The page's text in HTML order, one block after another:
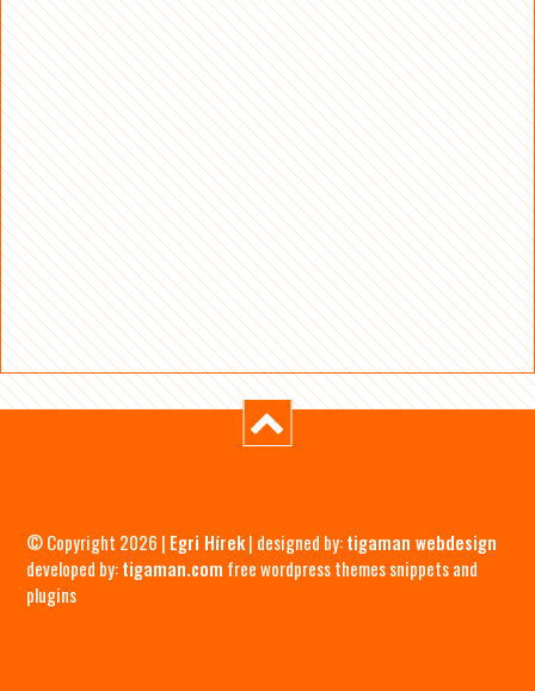
© Copyright 2026 | Egri Hírek| designed by:tigaman webdesign
developed by:tigaman.com free wordpress themes snippets and
plugins